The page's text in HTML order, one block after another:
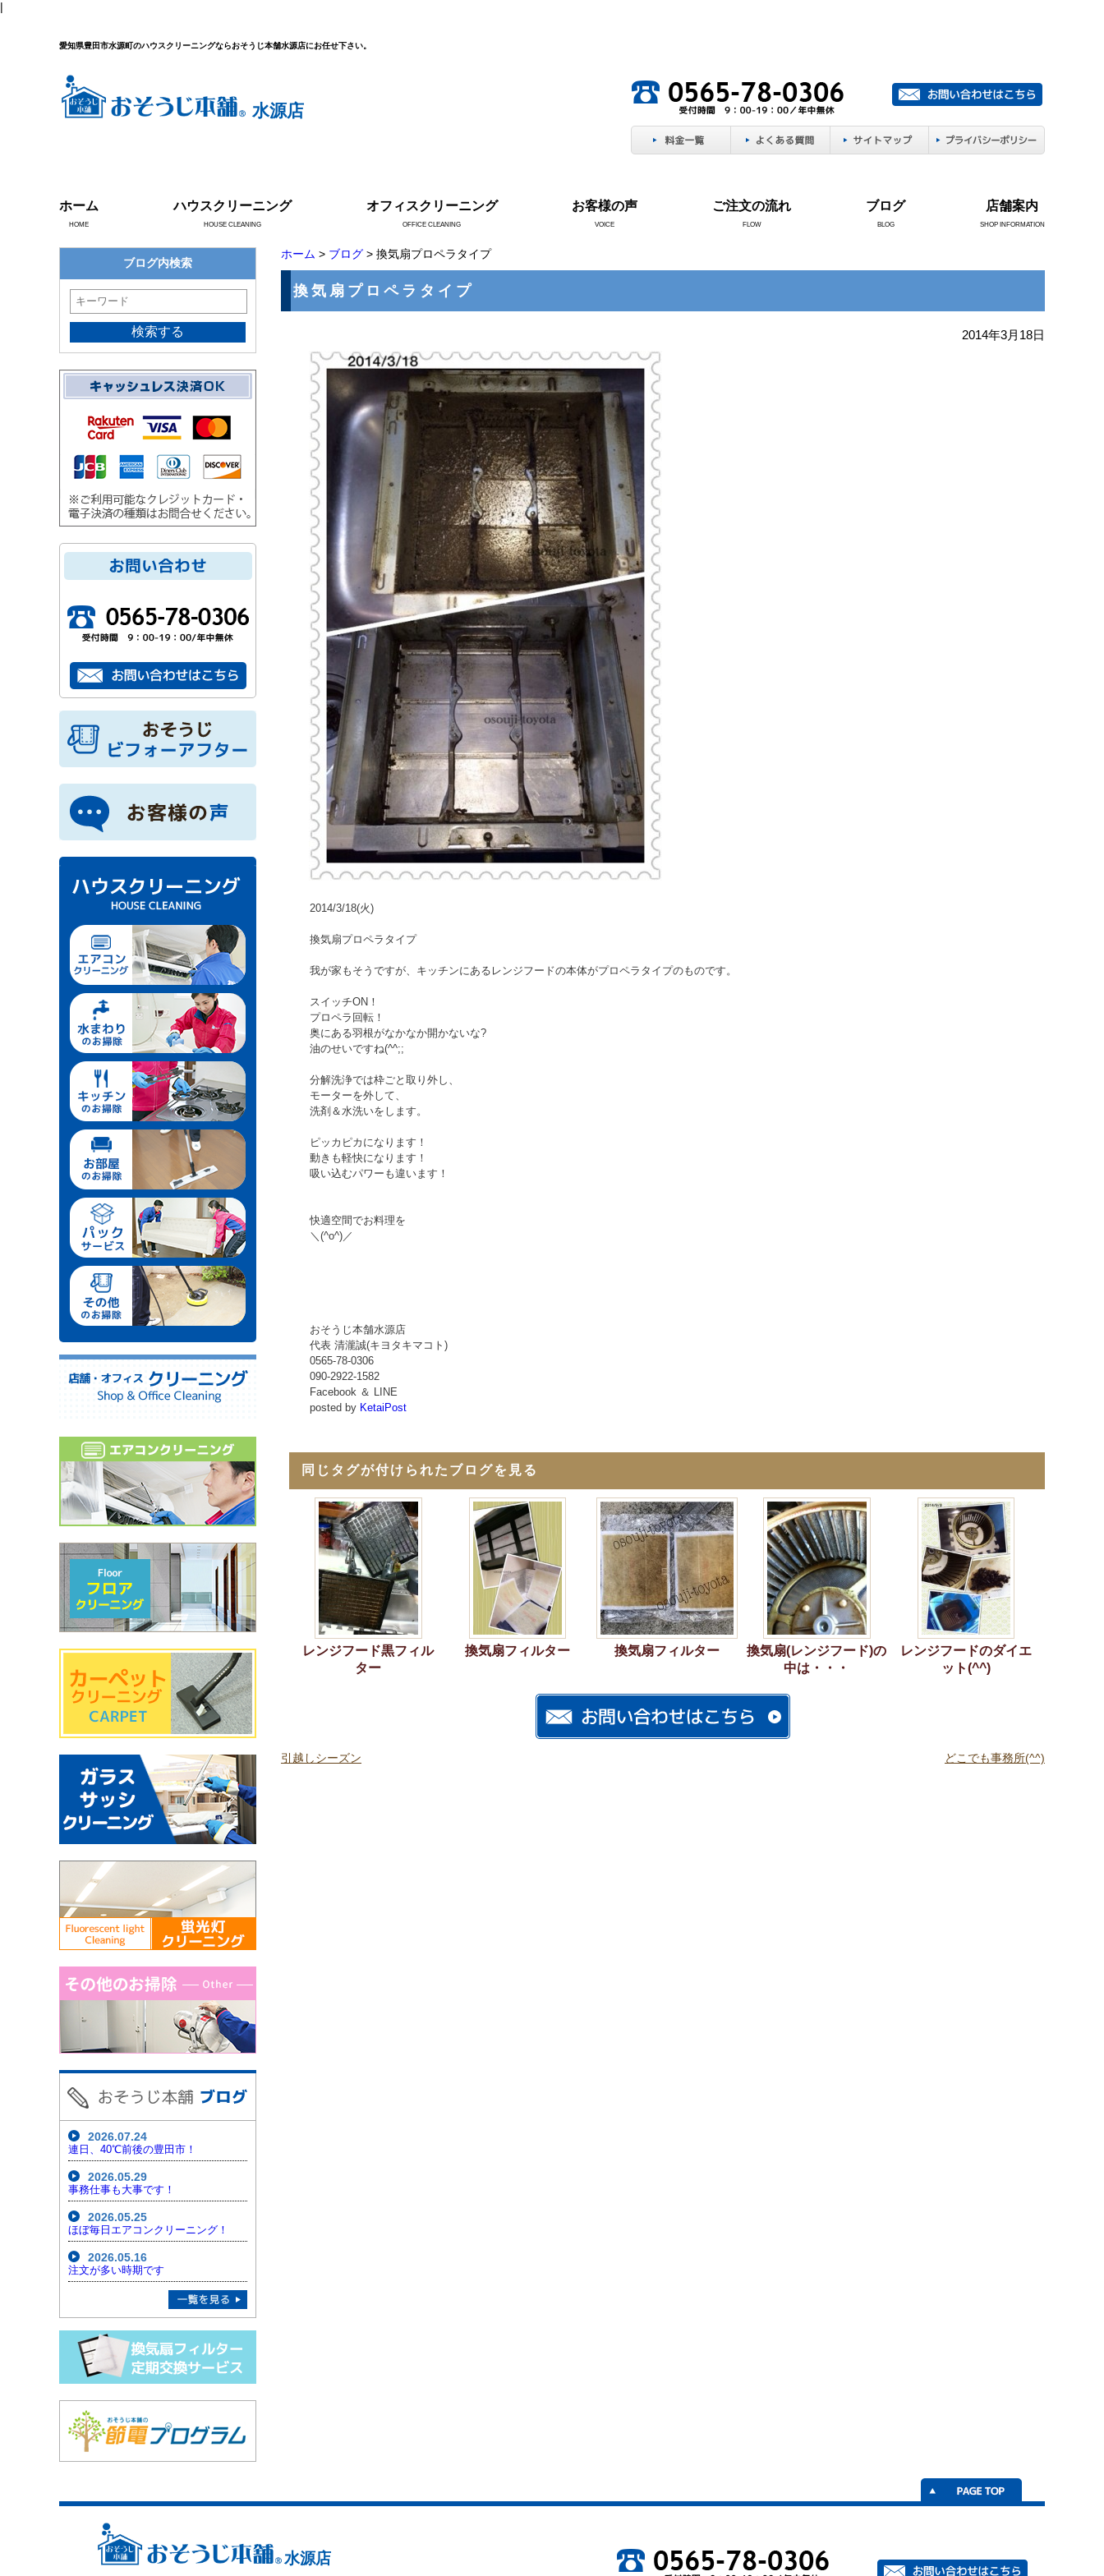
|
愛知県豊田市水源町のハウスクリーニングならおそうじ本舗水源店にお任せ下さい。
水源店
ホーム
HOME
ハウスクリーニング
HOUSE CLEANING
オフィスクリーニング
OFFICE CLEANING
お客様の声
VOICE
ご注文の流れ
FLOW
ブログ
BLOG
店舗案内
SHOP INFORMATION
ホーム > ブログ > 換気扇プロペラタイプ
換気扇プロペラタイプ
2014年3月18日
2014/3/18(火)
換気扇プロペラタイプ
我が家もそうですが、キッチンにあるレンジフードの本体がプロペラタイプのものです。
スイッチON！
プロペラ回転！
奥にある羽根がなかなか開かないな?
油のせいですね(^^;;
分解洗浄では枠ごと取り外し、
モーターを外して、
洗剤＆水洗いをします。
ピッカピカになります！
動きも軽快になります！
吸い込むパワーも違います！
快適空間でお料理を
＼(^o^)／
おそうじ本舗水源店
代表 清瀧誠(キヨタキマコト)
0565-78-0306
090-2922-1582
Facebook ＆ LINE
posted by KetaiPost
同じタグが付けられたブログを見る
レンジフード黒フィル
ター
換気扇フィルター 換気扇フィルター
換気扇(レンジフード)の
中は・・・
レンジフードのダイエ
ット(^^)
引越しシーズン どこでも事務所(^^)
ブログ内検索
2026.07.24
連日、40℃前後の豊田市！
2026.05.29
事務仕事も大事です！
2026.05.25
ほぼ毎日エアコンクリーニング！
2026.05.16
注文が多い時期です
水源店